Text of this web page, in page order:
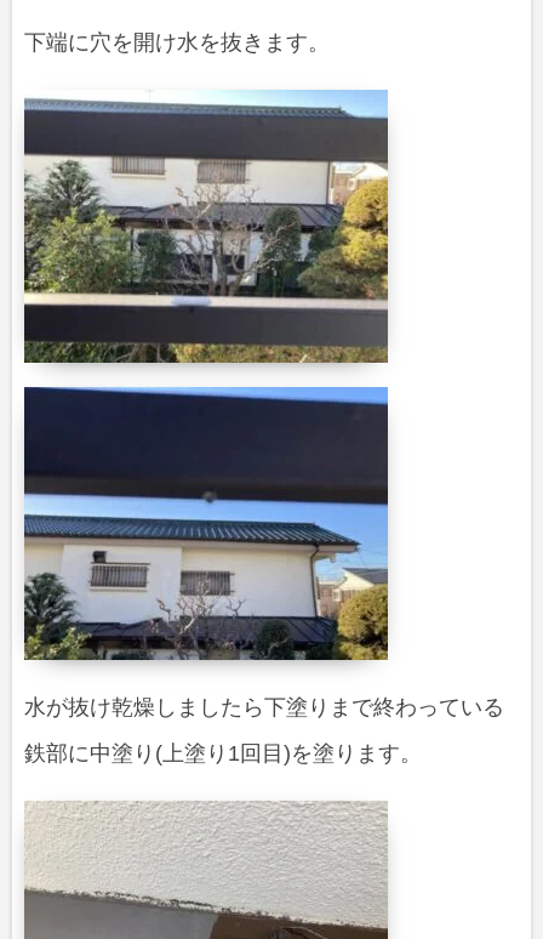
下端に穴を開け水を抜きます。
水が抜け乾燥しましたら下塗りまで終わっている
鉄部に中塗り(上塗り1回目)を塗ります。